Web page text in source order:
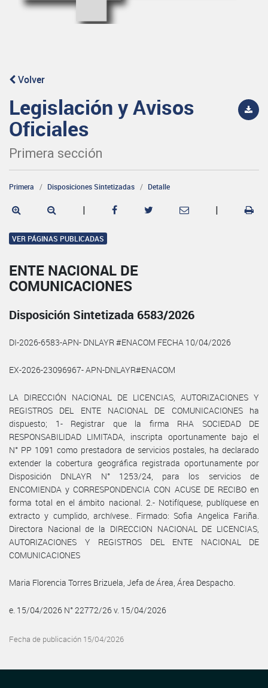
Volver
Legislación y Avisos
Oficiales
Primera sección
Primera Disposiciones Sintetizadas Detalle
| |
VER PÁGINAS PUBLICADAS
ENTE NACIONAL DE
COMUNICACIONES
Disposición Sintetizada 6583/2026
DI-2026-6583-APN- DNLAYR #ENACOM FECHA 10/04/2026
EX-2026-23096967- APN-DNLAYR#ENACOM
LA DIRECCIÓN NACIONAL DE LICENCIAS, AUTORIZACIONES Y
REGISTROS DEL ENTE NACIONAL DE COMUNICACIONES ha
dispuesto; 1- Registrar que la firma RHA SOCIEDAD DE
RESPONSABILIDAD LIMITADA, inscripta oportunamente bajo el
N° PP 1091 como prestadora de servicios postales, ha declarado
extender la cobertura geográfica registrada oportunamente por
Disposición DNLAYR N° 1253/24, para los servicios de
ENCOMIENDA y CORRESPONDENCIA CON ACUSE DE RECIBO en
forma total en el ámbito nacional. 2.- Notifíquese, publíquese en
extracto y cumplido, archívese.. Firmado: Sofia Angelica Fariña.
Directora Nacional de la DIRECCION NACIONAL DE LICENCIAS,
AUTORIZACIONES Y REGISTROS DEL ENTE NACIONAL DE
COMUNICACIONES
Maria Florencia Torres Brizuela, Jefa de Área, Área Despacho.
e. 15/04/2026 N° 22772/26 v. 15/04/2026
Fecha de publicación 15/04/2026